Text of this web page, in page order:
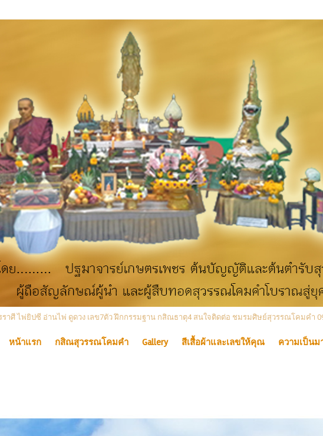
าศี ไพ่ยิปซี อ่านไพ่ ดูดวง เลข7ตัว ฝึกกรรมฐาน กสิณธาตุ4 สนใจติดต่อ ชมรมศิษย์สุวรรณโคมคำ
หน้าแรก กสิณสุวรรณโคมคำ Gallery สีเสื้อผ้าและเลขให้คุณ ความเป็นม